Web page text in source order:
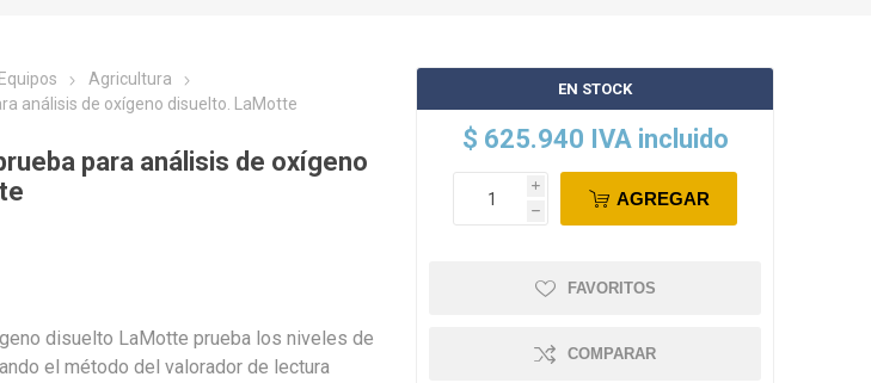
Atago
Thermo
Scientific
Equipos
Agricultura
análisis de oxígeno disuelto. LaMotte
para análisis de oxígeno
disuelto LaMotte prueba los niveles de
el método del valorador de lectura
EN STOCK
$ 625.940 IVA incluido
i
h
AGREGAR
FAVORITOS
COMPARAR